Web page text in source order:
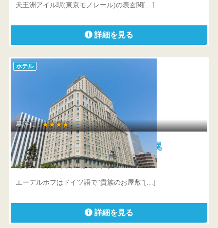
天王洲アイル駅(東京モノレール)の表玄関[…]
詳細を見る
ホテル
星評価 :★★★★
ホテルモントレエーデルホフ札幌
北海道 札幌市中央区北2条西1丁目
エーデルホフはドイツ語で“貴族のお屋敷”[…]
詳細を見る